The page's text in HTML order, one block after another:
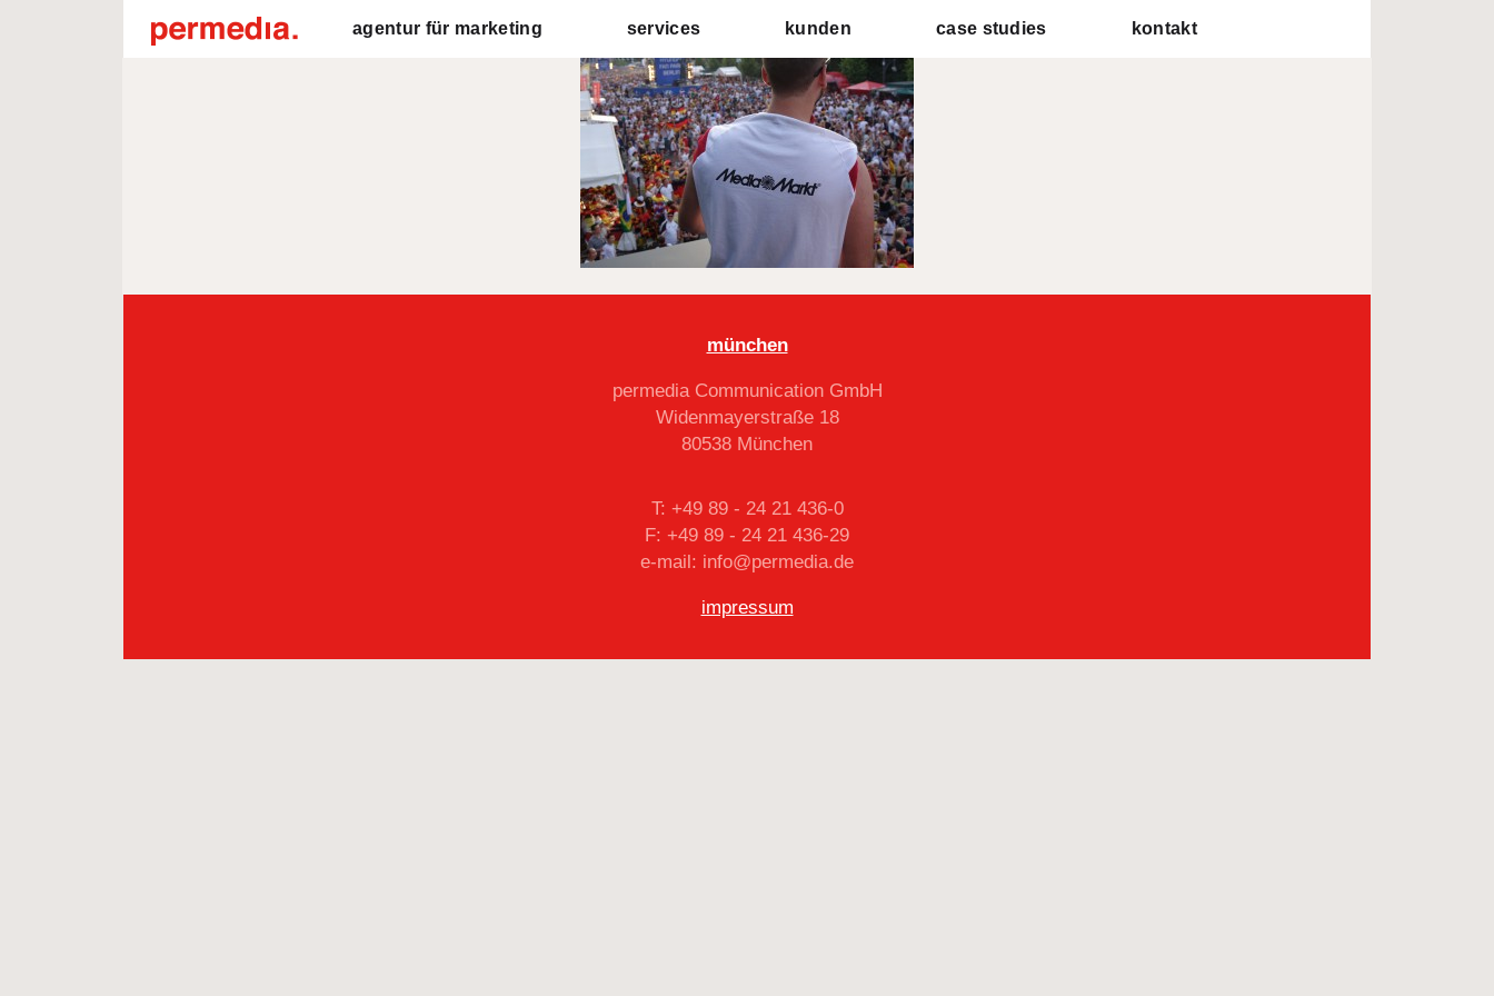
agentur für marketing services kunden case studies kontakt
münchen
permedia Communication GmbH
Widenmayerstraße 18
80538 München
T: +49 89 - 24 21 436-0
F: +49 89 - 24 21 436-29
e-mail: info@permedia.de
impressum